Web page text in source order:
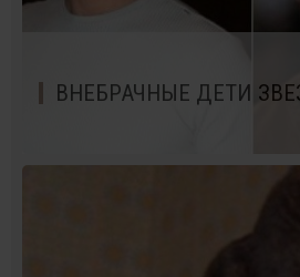
ВНЕБРАЧНЫЕ ДЕТИ